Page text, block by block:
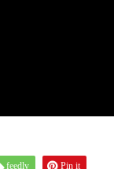
feedly Pin it